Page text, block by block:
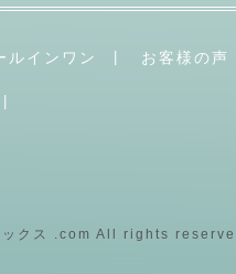
ルインワン お客様の声
ックス .com All rights